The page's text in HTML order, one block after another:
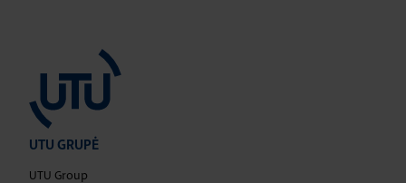
UTU GRUPĖ
UTU Group